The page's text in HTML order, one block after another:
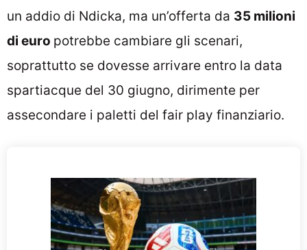
un addio di Ndicka, ma un’offerta da 35 milioni
di euro potrebbe cambiare gli scenari,
soprattutto se dovesse arrivare entro la data
spartiacque del 30 giugno, dirimente per
assecondare i paletti del fair play finanziario.